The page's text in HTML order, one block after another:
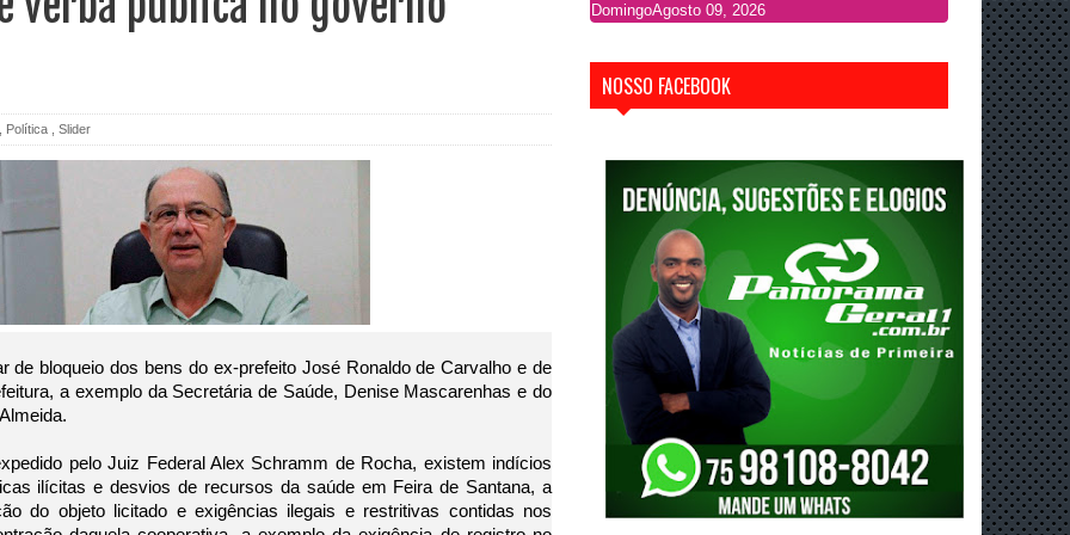
Política Slider
de bloqueio dos bens do ex-prefeito José Ronaldo de Carvalho e de
a exemplo da Secretária de Saúde, Denise Mascarenhas e do
pelo Juiz Federal Alex Schramm de Rocha, existem indícios
ilícitas e desvios de recursos da saúde em Feira de Santana, a
do objeto licitado e exigências ilegais e restritivas contidas nos
DomingoAgosto 09, 2026
NOSSO FACEBOOK